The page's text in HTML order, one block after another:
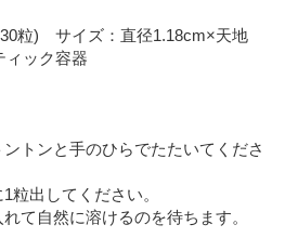
粒) サイズ：直径1.18cm×天地
ィック容器
トンと手のひらでたたいてくださ
粒出してください。
て自然に溶けるのを待ちます。